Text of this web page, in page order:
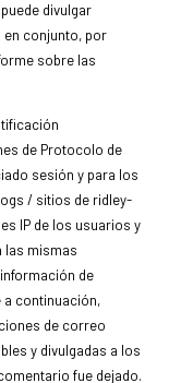
divulgar
conjunto, por
sobre las
de Protocolo de
sesión y para los
/ sitios de ridley-
IP de los usuarios y
las mismas
de
continuación,
de correo
y divulgadas a los
fue dejado.